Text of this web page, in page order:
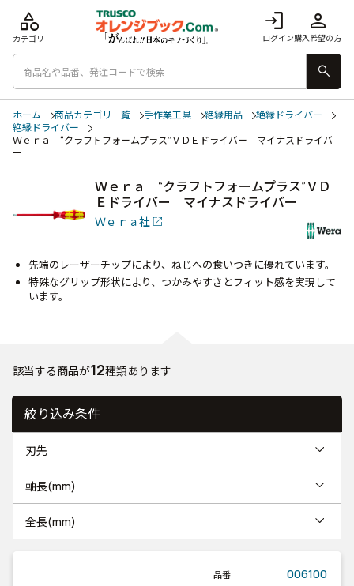
login
ログイン
person
購入希望の方
category
カテゴリ
search
ホーム 商品カテゴリ一覧 手作業工具 絶縁用品
絶縁ドライバー
絶縁ドライバー
Ｗｅｒａ “クラフトフォームプラス”ＶＤＥドライバー マイナスドライバ
ー
Ｗｅｒａ “クラフトフォームプラス”ＶＤ
Ｅドライバー マイナスドライバー
Ｗｅｒａ社
先端のレーザーチップにより、ねじへの食いつきに優れています。
特殊なグリップ形状により、つかみやすさとフィット感を実現して
います。
該当する商品が12種類あります
絞り込み条件
刃先
軸長(mm)
全長(mm)
品番 006100